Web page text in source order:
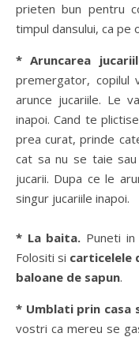
prieten bun pentru
timpul dansului, ca pe
* Aruncarea
premergator,
arunce jucariile. Le
inapoi. Cand te
prea curat, prinde
cat sa nu se taie
jucarii. Dupa ce le
singur jucariile inapoi.
* La baita. Puneti in
Folositi si carticelele
baloane de sapun.
* Umblati prin casa
vostri ca mereu se